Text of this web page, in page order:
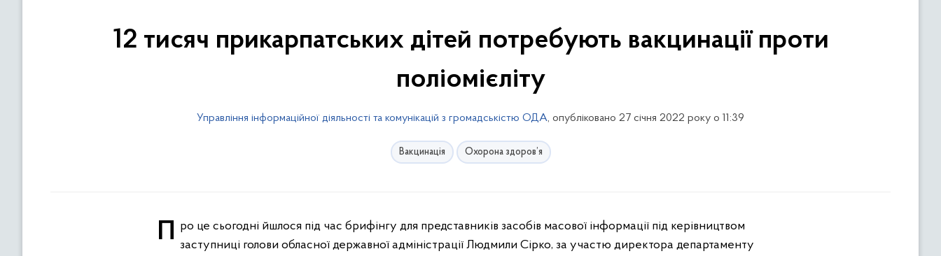
12 тисяч прикарпатських дітей потребують вакцинації проти
поліомієліту
Управління інформаційної діяльності та комунікацій з громадськістю ОДА, опубліковано 27 січня 2022 року о 11:39
Вакцинація Охорона здоров’я
Про це сьогодні йшлося під час брифінгу для представників засобів масової інформації під керівництвом заступниці голови обласної державної адміністрації Людмили Сірко, за участю директора департаменту